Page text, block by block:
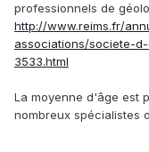
professionnels de
http://www.reims.fr/
associations/societe-
3533.html
La moyenne d'âge est
nombreux spécialistes